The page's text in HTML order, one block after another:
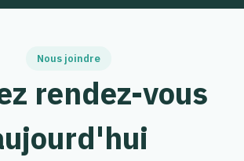
Nous joindre
rendez-vous